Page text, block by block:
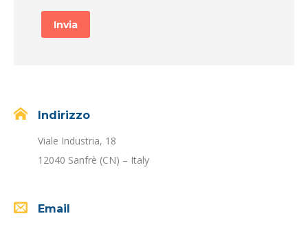
Indirizzo
Viale Industria, 18
12040 Sanfrè (CN) – Italy
Email